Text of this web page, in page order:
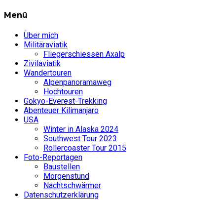
Menü
Über mich
Militäraviatik
Fliegerschiessen Axalp
Zivilaviatik
Wandertouren
Alpenpanoramaweg
Hochtouren
Gokyo-Everest-Trekking
Abenteuer Kilimanjaro
USA
Winter in Alaska 2024
Southwest Tour 2023
Rollercoaster Tour 2015
Foto-Reportagen
Baustellen
Morgenstund
Nachtschwärmer
Datenschutzerklärung